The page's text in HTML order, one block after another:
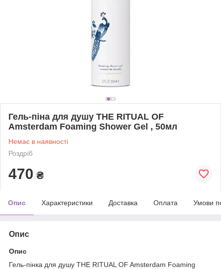
Гель-піна для душу THE RITUAL OF
Amsterdam Foaming Shower Gel , 50мл
Немає в наявності
Роздріб
470 ₴
Опис Характеристики Доставка Оплата Умови
Опис
Опис
Гель-пінка для душу THE RITUAL OF Amsterdam Foaming